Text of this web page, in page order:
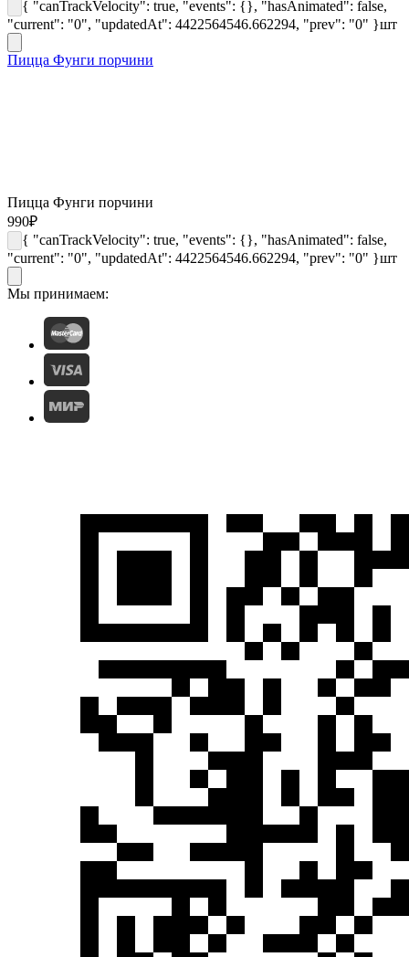
{ "canTrackVelocity": true, "events": {}, "hasAnimated": false,
"current": "0", "updatedAt": 4422564546.662294, "prev": "0" }шт
Пицца Фунги порчини
Пицца Фунги порчини
990₽
{ "canTrackVelocity": true, "events": {}, "hasAnimated": false,
"current": "0", "updatedAt": 4422564546.662294, "prev": "0" }шт
Мы принимаем: